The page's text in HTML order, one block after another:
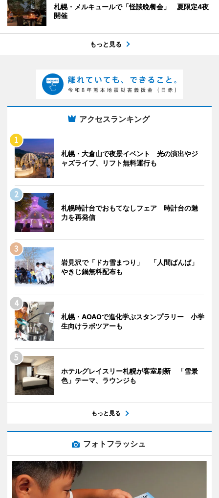
札幌・メルキュールで「怪談晩餐会」 夏限定4夜
開催
もっと見る
アクセスランキング
札幌・大倉山で夜景イベント 光の演出やジ
ャズライブ、リフト無料運行も
札幌時計台でおもてなしフェア 時計台の魅
力を再発信
岩見沢で「ドカ雪まつり」 「人間ばんば」
やきじ鍋無料配布も
札幌・AOAOで進化学ぶスタンプラリー 小学
生向けラボツアーも
ホテルグレイスリー札幌が客室刷新 「雪景
色」テーマ、ラウンジも
もっと見る
フォトフラッシュ